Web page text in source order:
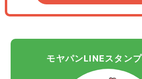
モヤパンLINEスタン